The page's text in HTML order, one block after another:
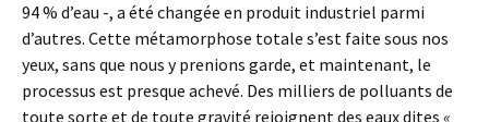
94 % d’eau -, a été changée en produit industriel parmi
d’autres. Cette métamorphose totale s’est faite sous nos
yeux, sans que nous y prenions garde, et maintenant, le
processus est presque achevé. Des milliers de polluants de
toute sorte et de toute gravité rejoignent des eaux dites «